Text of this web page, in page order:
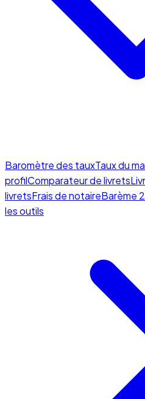
Baromètre des tauxTaux du
profilComparateur de livrets
livretsFrais de notaireBarème
les outils